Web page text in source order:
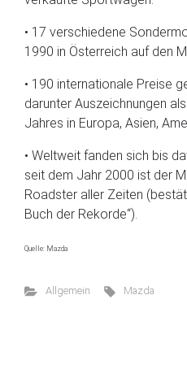
• 17 verschiedene
1990 in Österreich auf den
• 190 internationale Preise
darunter Auszeichnungen
Jahres in Europa, Asien,
• Weltweit fanden sich bis
seit dem Jahr 2000 ist der
Roadster aller Zeiten
Buch der Rekorde“).
Quelle: Mazda
Allgemein Mazda